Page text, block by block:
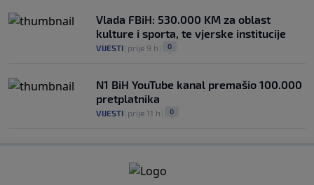
Vlada FBiH: 530.000 KM za oblast
kulture i sporta, te vjerske institucije
VIJESTI prije 9 h 0
N1 BiH YouTube kanal premašio 100.000
pretplatnika
VIJESTI prije 11 h 0